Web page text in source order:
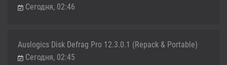
Сегодня, 02:46
Auslogics Disk Defrag Pro 12.3.0.1 (Repack & Portable)
Сегодня, 02:45